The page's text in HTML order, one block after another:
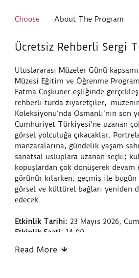
Choose About The Program
Ücretsiz Rehberli Sergi
Uluslararası Müzeler Günü
Müzesi Eğitim ve Öğrenme
Fatma Coşkuner eşliğinde
rehberli turda ziyaretçiler,
Koleksiyonu’nda Osmanlı’nın son
Cumhuriyet Türkiyesi’ne uzanan
görsel yolculuğa çıkacaklar.
manzaralarına, gündelik yaşam
sanatsal üsluplara uzanan seçki;
kopuşlardan çok dönüşerek devam
görünür kılarken, geçmiş ile bugün
görsel ve kültürel bağları yeniden
edecek.
Etkinlik Tarihi: 23 Mayıs 2026,
Etkinlik Saati: 14.00
Read More